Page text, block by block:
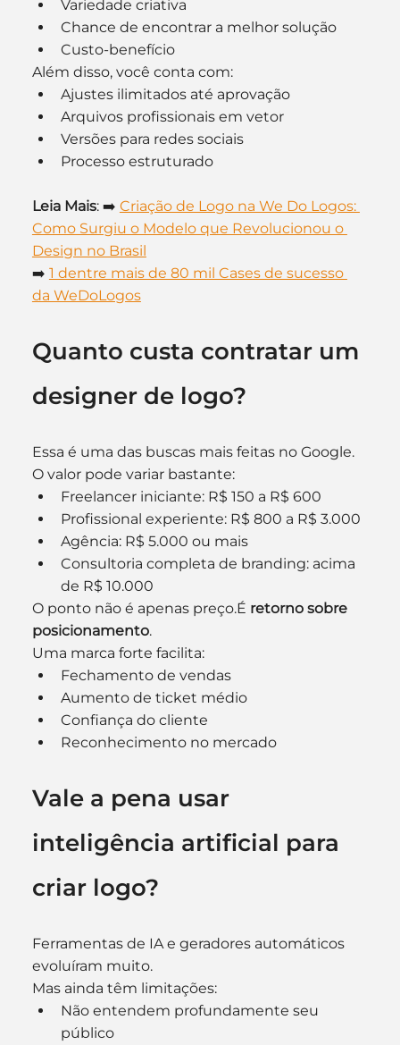
Variedade criativa
Chance de encontrar a melhor solução
Custo-benefício
Além disso, você conta com:
Ajustes ilimitados até aprovação
Arquivos profissionais em vetor
Versões para redes sociais
Processo estruturado
Leia Mais: ➡️ Criação de Logo na We Do Logos:
Como Surgiu o Modelo que Revolucionou o
Design no Brasil
➡️ 1 dentre mais de 80 mil Cases de sucesso
da WeDoLogos
Quanto custa contratar um
designer de logo?
Essa é uma das buscas mais feitas no Google.
O valor pode variar bastante:
Freelancer iniciante: R$ 150 a R$ 600
Profissional experiente: R$ 800 a R$ 3.000
Agência: R$ 5.000 ou mais
Consultoria completa de branding: acima
de R$ 10.000
O ponto não é apenas preço.É retorno sobre
posicionamento.
Uma marca forte facilita:
Fechamento de vendas
Aumento de ticket médio
Confiança do cliente
Reconhecimento no mercado
Vale a pena usar
inteligência artificial para
criar logo?
Ferramentas de IA e geradores automáticos
evoluíram muito.
Mas ainda têm limitações:
Não entendem profundamente seu
público